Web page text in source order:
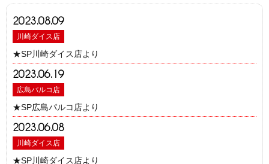
2023.08.09
川崎ダイス店
★SP川崎ダイス店より
2023.06.19
広島パルコ店
★SP広島パルコ店より
2023.06.08
川崎ダイス店
★SP川崎ダイス店より